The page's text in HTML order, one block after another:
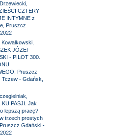
CZTERY
INTYMNE z
Pruszcz
JÓZEF
- PILOT 300.
Pruszcz
- Gdańsk,
PASJI. Jak
lepszą pracę?
trzech prostych
Gdański -